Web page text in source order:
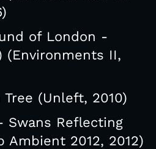
of London -
(Environments II,
(Unleft, 2010)
Swans Reflecting
Ambient 2012, 2012)